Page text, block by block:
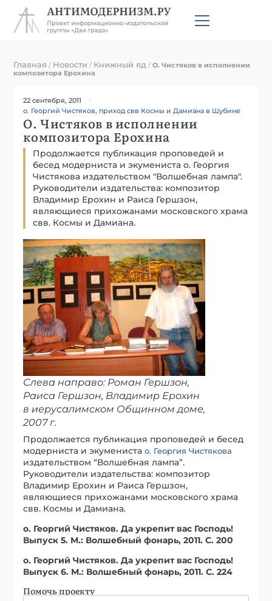
Главная / Новости / Книжный яд /О. Чистяков в исполнении
композитора Ерохина
22 сентября, 2011
о. Георгий Чистяков, приход свв Космы и Дамиана в Шубине
О. Чистяков в исполнении
композитора Ерохина
Продолжается публикация проповедей и
бесед модерниста и экумениста о. Георгия
Чистякова издательством "Волшебная лампа".
Руководители издательства: композитор
Владимир Ерохин и Раиса Гершзон,
являющиеся прихожанами московского храма
свв. Космы и Дамиана.
Слева направо: Роман Гершзон,
Раиса Гершзон, Владимир Ерохин
в иерусалимском Общинном доме,
2007 г.
Продолжается публикация проповедей и бесед
модерниста и экумениста о. Георгия Чистякова
издательством “Волшебная лампа”.
Руководители издательства: композитор
Владимир Ерохин и Раиса Гершзон,
являющиеся прихожанами московского храма
свв. Космы и Дамиана.
о. Георгий Чистяков. Да укрепит вас Господь!
Выпуск 5. М.: Волшебный фонарь, 2011. С. 200
о. Георгий Чистяков. Да укрепит вас Господь!
Выпуск 6. М.: Волшебный фонарь, 2011. С. 224
Помочь проекту